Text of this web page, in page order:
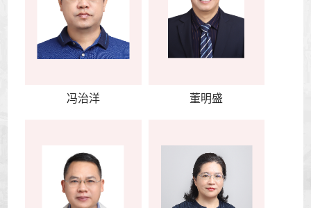
冯治洋 董明盛